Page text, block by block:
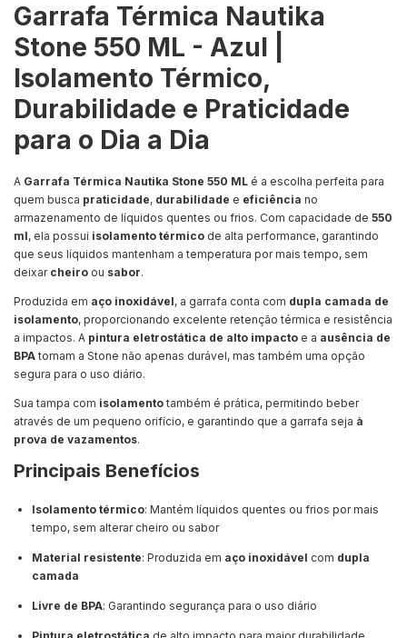
Garrafa Térmica Nautika
Stone 550 ML - Azul |
Isolamento Térmico,
Durabilidade e Praticidade
para o Dia a Dia
A Garrafa Térmica Nautika Stone 550 ML é a escolha perfeita para
quem busca praticidade, durabilidade e eficiência no
armazenamento de líquidos quentes ou frios. Com capacidade de 550
ml, ela possui isolamento térmico de alta performance, garantindo
que seus líquidos mantenham a temperatura por mais tempo, sem
deixar cheiro ou sabor.
Produzida em aço inoxidável, a garrafa conta com dupla camada de
isolamento, proporcionando excelente retenção térmica e resistência
a impactos. A pintura eletrostática de alto impacto e a ausência de
BPA tornam a Stone não apenas durável, mas também uma opção
segura para o uso diário.
Sua tampa com isolamento também é prática, permitindo beber
através de um pequeno orifício, e garantindo que a garrafa seja à
prova de vazamentos.
Principais Benefícios
Isolamento térmico: Mantém líquidos quentes ou frios por mais
tempo, sem alterar cheiro ou sabor
Material resistente: Produzida em aço inoxidável com dupla
camada
Livre de BPA: Garantindo segurança para o uso diário